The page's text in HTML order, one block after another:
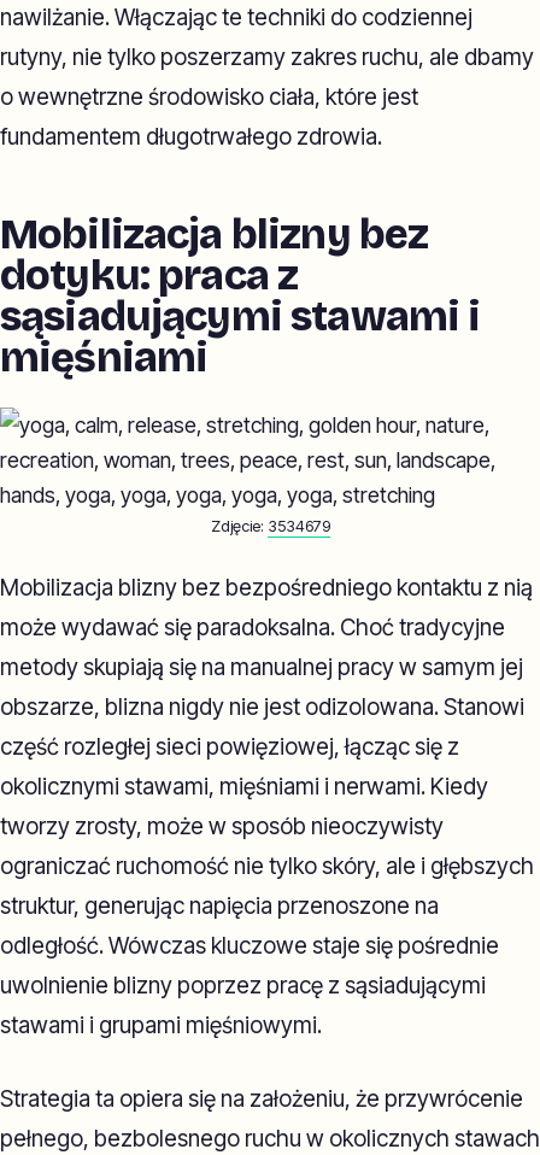
nawilżanie. Włączając te techniki do codziennej
rutyny, nie tylko poszerzamy zakres ruchu, ale dbamy
o wewnętrzne środowisko ciała, które jest
fundamentem długotrwałego zdrowia.
Mobilizacja blizny bez
dotyku: praca z
sąsiadującymi stawami i
mięśniami
Zdjęcie: 3534679
Mobilizacja blizny bez bezpośredniego kontaktu z nią
może wydawać się paradoksalna. Choć tradycyjne
metody skupiają się na manualnej pracy w samym jej
obszarze, blizna nigdy nie jest odizolowana. Stanowi
część rozległej sieci powięziowej, łącząc się z
okolicznymi stawami, mięśniami i nerwami. Kiedy
tworzy zrosty, może w sposób nieoczywisty
ograniczać ruchomość nie tylko skóry, ale i głębszych
struktur, generując napięcia przenoszone na
odległość. Wówczas kluczowe staje się pośrednie
uwolnienie blizny poprzez pracę z sąsiadującymi
stawami i grupami mięśniowymi.
Strategia ta opiera się na założeniu, że przywrócenie
pełnego, bezbolesnego ruchu w okolicznych stawach